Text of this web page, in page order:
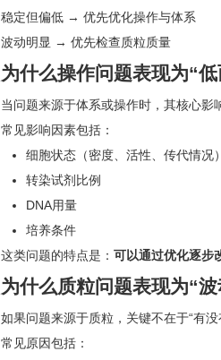
稳定但偏低 → 优先优化操作与体系
波动明显 → 优先检查质粒质量
为什么操作问题表现为“低
当问题来源于体系或操作时，其核心影
常见影响因素包括：
细胞状态（密度、活性、传代情况）
转染试剂比例
DNA用量
培养条件
这类问题的特点是： 可以通过优化逐步
为什么质粒问题表现为“波
如果问题来源于质粒，关键不在于“有
常见原因包括：